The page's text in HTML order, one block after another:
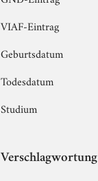
VIAF-Eintrag
Geburtsdatum
Todesdatum
Studium
Verschlagwortung